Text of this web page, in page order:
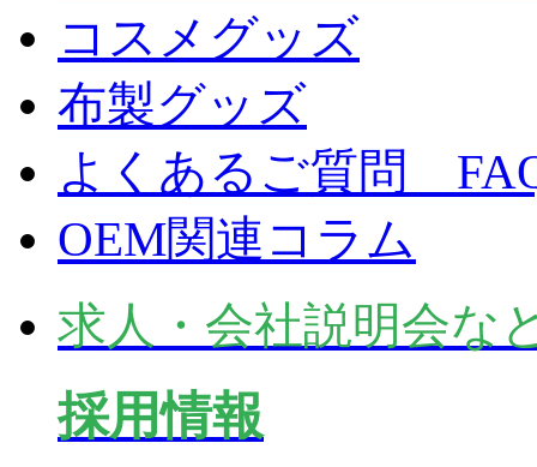
コスメグッズ
布製グッズ
よくあるご質問
OEM関連コラム
求人・会社説明会な
採用情報